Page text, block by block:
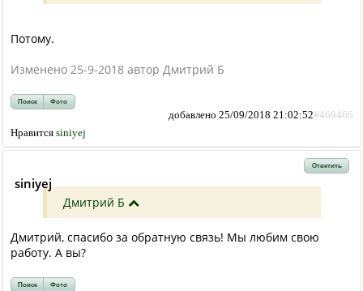
Потому.
Изменено 25-9-2018 автор Дмитрий Б
Поиск Фото
добавлено 25/09/2018 21:02:52#469466
Нравится siniyej
Ответить
siniyej
Дмитрий Б
Дмитрий, спасибо за обратную связь! Мы любим свою
работу. А вы?
Поиск Фото